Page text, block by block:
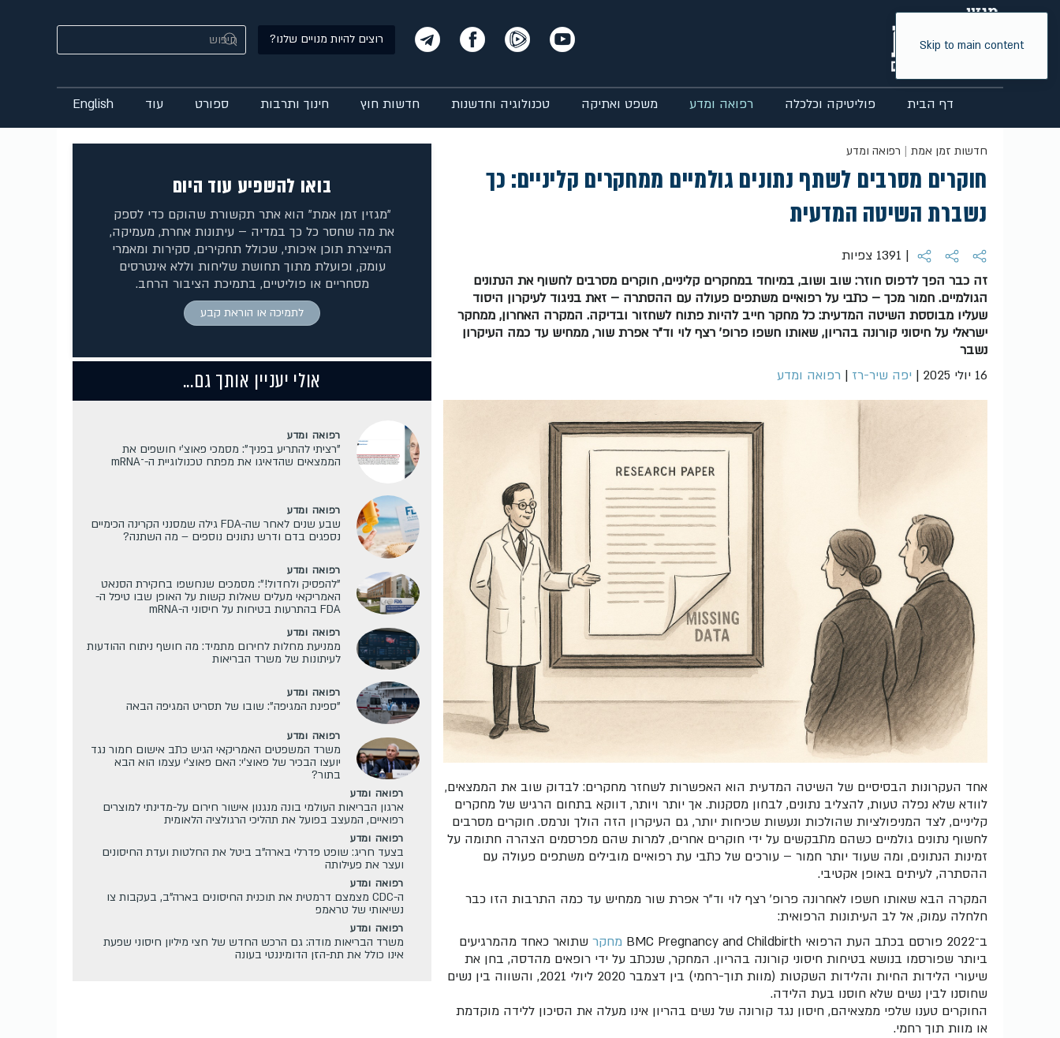
Skip to main content רוצים להיות מנויים שלנו?
דף הבית פוליטיקה וכלכלה רפואה ומדע משפט ואתיקה טכנולוגיה וחדשנות חדשות חוץ חינוך ותרבות ספורט עוד English
חדשות זמן אמת רפואה ומדע
חוקרים מסרבים לשתף נתונים גולמיים ממחקרים קליניים: כך
נשברת השיטה המדעית
| 1391 צפיות
זה כבר הפך לדפוס חוזר: שוב ושוב, במיוחד במחקרים קליניים, חוקרים מסרבים לחשוף את הנתונים
הגולמיים. חמור מכך – כתבי על רפואיים משתפים פעולה עם ההסתרה – זאת בניגוד לעיקרון היסוד
שעליו מבוססת השיטה המדעית: כל מחקר חייב להיות פתוח לשחזור ובדיקה. המקרה האחרון, ממחקר
ישראלי על חיסוני קורונה בהריון, שאותו חשפו פרופ' רצף לוי וד"ר אפרת שור, ממחיש עד כמה העיקרון
נשבר
16 יולי 2025
| יפה שיר-רז | רפואה ומדע
אחד העקרונות הבסיסיים של השיטה המדעית הוא האפשרות לשחזר מחקרים: לבדוק שוב את הממצאים,
לוודא שלא נפלה טעות, להצליב נתונים, לבחון מסקנות. אך יותר ויותר, דווקא בתחום הרגיש של מחקרים
קליניים, לצד המניפולציות שהולכות ונעשות שכיחות יותר, גם העיקרון הזה הולך ונרמס. חוקרים מסרבים
לחשוף נתונים גולמיים כשהם מתבקשים על ידי חוקרים אחרים, למרות שהם מפרסמים הצהרה חתומה על
זמינות הנתונים, ומה שעוד יותר חמור – עורכים של כתבי עת רפואיים מובילים משתפים פעולה עם
ההסתרה, לעיתים באופן אקטיבי.
המקרה הבא שאותו חשפו לאחרונה פרופ' רצף לוי וד"ר אפרת שור ממחיש עד כמה התרבות הזו כבר
חלחלה עמוק, אל לב העיתונות הרפואית:
ב־2022 פורסם בכתב העת הרפואי BMC Pregnancy and Childbirth
מחקר שתואר כאחד מהמרגיעים
ביותר שפורסמו בנושא בטיחות חיסוני קורונה בהריון. המחקר, שנכתב על ידי רופאים מהדסה, בחן את
שיעורי הלידות החיות והלידות השקטות (מוות תוך-רחמי) בין דצמבר 2020 ליולי 2021, והשווה בין נשים
שחוסנו לבין נשים שלא חוסנו בעת הלידה.
החוקרים טענו שלפי ממצאיהם, חיסון נגד קורונה של נשים בהריון אינו מעלה את הסיכון ללידה מוקדמת
או מוות תוך רחמי.
בואו להשפיע עוד היום
"מגזין זמן אמת" הוא אתר תקשורת שהוקם כדי לספק
את מה שחסר כל כך במדיה – עיתונות אחרת, מעמיקה,
המייצרת תוכן איכותי, שכולל תחקירים, סקירות ומאמרי
עומק, ופועלת מתוך תחושת שליחות וללא אינטרסים
מסחריים או פוליטיים, בתמיכת הציבור הרחב.
לתמיכה או הוראת קבע
אולי יעניין אותך גם...
רפואה ומדע
"רציתי להתריע בפניך": מסמכי פאוצ'י חושפים את
הממצאים שהדאיגו את מפתח טכנולוגיית ה-־mRNA
רפואה ומדע
שבע שנים לאחר שה-FDA גילה שמסנני הקרינה הכימיים
נספגים בדם ודרש נתונים נוספים – מה השתנה?
רפואה ומדע
"להפסיק ולחדול!": מסמכים שנחשפו בחקירת הסנאט
האמריקאי מעלים שאלות קשות על האופן שבו טיפל ה-
FDA בהתרעות בטיחות על חיסוני ה-mRNA
רפואה ומדע
ממניעת מחלות לחירום מתמיד: מה חושף ניתוח ההודעות
לעיתונות של משרד הבריאות
רפואה ומדע
"ספינת המגיפה": שובו של תסריט המגיפה הבאה
רפואה ומדע
משרד המשפטים האמריקאי הגיש כתב אישום חמור נגד
יועצו הבכיר של פאוצ'י: האם פאוצ'י עצמו הוא הבא
בתור?
רפואה ומדע
ארגון הבריאות העולמי בונה מנגנון אישור חירום על-מדינתי למוצרים
רפואיים, המעצב בפועל את תהליכי הרגולציה הלאומית
רפואה ומדע
בצעד חריג: שופט פדרלי בארה"ב ביטל את החלטות ועדת החיסונים
ועצר את פעילותה
רפואה ומדע
ה-CDC מצמצם דרמטית את תוכנית החיסונים בארה"ב, בעקבות צו
נשיאותי של טראמפ
רפואה ומדע
משרד הבריאות מודה: גם הרכש החדש של חצי מיליון חיסוני שפעת
אינו כולל את תת-הזן הדומיננטי בעונה